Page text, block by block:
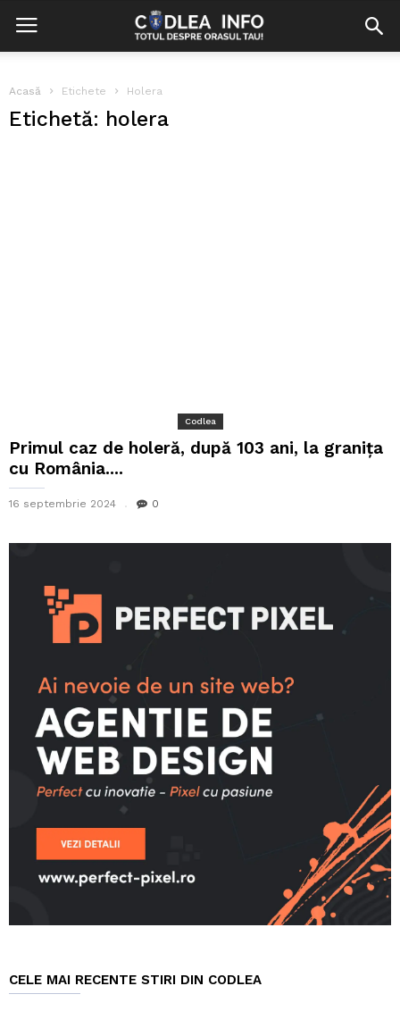
Acasă Etichete Holera
Etichetă: holera
Codlea
Primul caz de holeră, după 103 ani, la graniţa
cu România....
16 septembrie 2024 0
CELE MAI RECENTE STIRI DIN CODLEA